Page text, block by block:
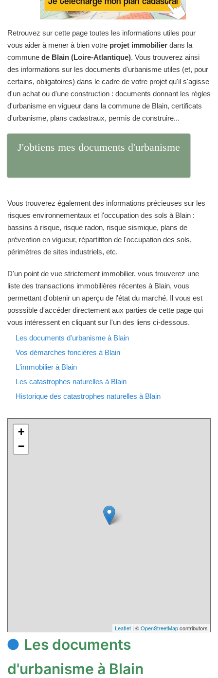
Retrouvez sur cette page toutes les informations utiles pour
vous aider à mener à bien votre projet immobilier dans la
commune de Blain (Loire-Atlantique). Vous trouverez ainsi
des informations sur les documents d'urbanisme utiles (et, pour
certains, obligatoires) dans le cadre de votre projet qu'il s'agisse
d'un achat ou d'une construction : documents donnant les règles
d'urbanisme en vigueur dans la commune de Blain, certificats
d'urbanisme, plans cadastraux, permis de construire...
J'obtiens mes documents d'urbanisme
Vous trouverez également des informations précieuses sur les
risques environnementaux et l'occupation des sols à Blain :
bassins à risque, risque radon, risque sismique, plans de
prévention en vigueur, répartititon de l'occupation des sols,
périmètres de sites industriels, etc.
D'un point de vue strictement immobilier, vous trouverez une
liste des transactions immobilières récentes à Blain, vous
permettant d'obtenir un aperçu de l'état du marché. Il vous est
posssible d'accéder directement aux parties de cette page qui
vous intéressent en cliquant sur l'un des liens ci-dessous.
Les documents d'urbanisme à Blain
Vos démarches foncières à Blain
L'immobilier à Blain
Les catastrophes naturelles à Blain
Historique des catastrophes naturelles à Blain
+
−
Leaflet | ©OpenStreetMapcontributors
Les documents
d'urbanisme à Blain